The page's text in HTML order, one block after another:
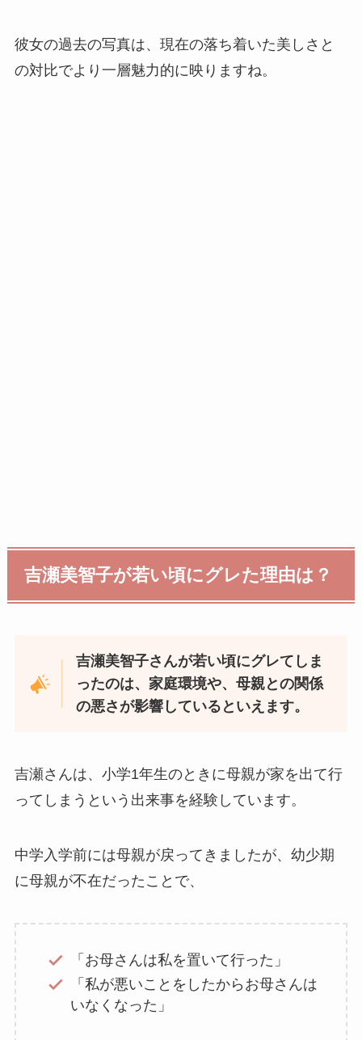
彼女の過去の写真は、現在の落ち着いた美しさと
の対比でより一層魅力的に映りますね。
吉瀬美智子が若い頃にグレた理由は？
吉瀬美智子さんが若い頃にグレてしま
ったのは、家庭環境や、母親との関係
の悪さが影響しているといえます。
吉瀬さんは、小学1年生のときに母親が家を出て行
ってしまうという出来事を経験しています。
中学入学前には母親が戻ってきましたが、幼少期
に母親が不在だったことで、
「お母さんは私を置いて行った」
「私が悪いことをしたからお母さんは
いなくなった」